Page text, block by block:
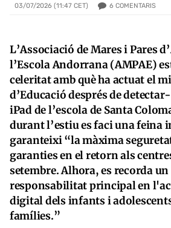
03/07/2026 (11:47 CET) 6 COMENTARIS
L’Associació de Mares i Pares
l’Escola Andorrana (AMPAE)
celeritat amb què ha actuat el
d’Educació després de
iPad de l’escola de Santa
durant l’estiu es faci una feina
garanteixi “la màxima
garanties en el retorn als
setembre. Alhora, es recorda
responsabilitat principal en
digital dels infants i
famílies.”